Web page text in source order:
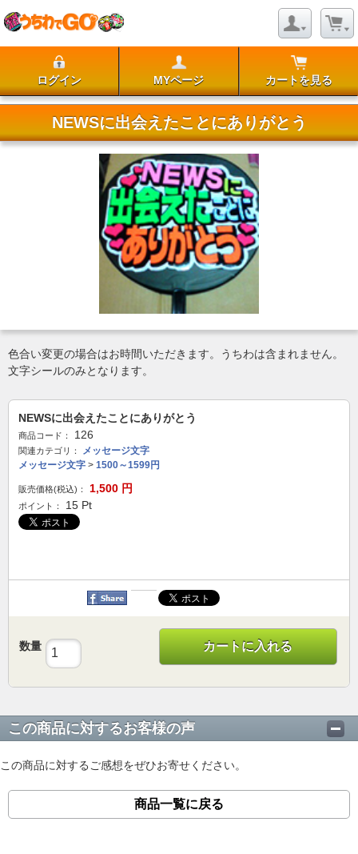
ログイン MYページ カートを見る
NEWSに出会えたことにありがとう
色合い変更の場合はお時間いただきます。うちわは含まれません。
文字シールのみとなります。
NEWSに出会えたことにありがとう
商品コード： 126
関連カテゴリ：
メッセージ文字
メッセージ文字 > 1500～1599円
販売価格(税込)： 1,500 円
ポイント： 15 Pt
数量 カートに入れる
この商品に対するお客様の声
この商品に対するご感想をぜひお寄せください。
商品一覧に戻る